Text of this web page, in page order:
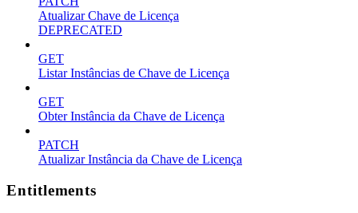
Atualizar Chave de Licença
DEPRECATED
GET
Listar Instâncias de Chave de Licença
GET
Obter Instância da Chave de Licença
PATCH
Atualizar Instância da Chave de Licença
Entitlements